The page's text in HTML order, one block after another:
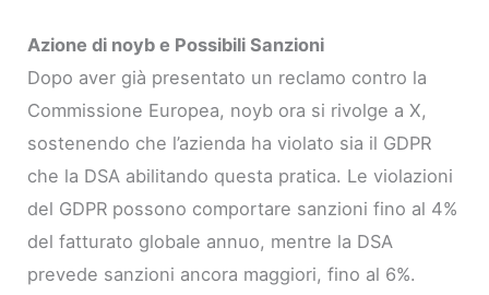
Azione di noyb e Possibili Sanzioni
Dopo aver già presentato un reclamo contro la
Commissione Europea, noyb ora si rivolge a X,
sostenendo che l’azienda ha violato sia il GDPR
che la DSA abilitando questa pratica. Le violazioni
del GDPR possono comportare sanzioni fino al 4%
del fatturato globale annuo, mentre la DSA
prevede sanzioni ancora maggiori, fino al 6%.